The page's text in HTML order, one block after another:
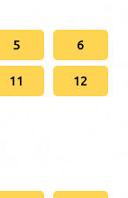
5 6
11 12